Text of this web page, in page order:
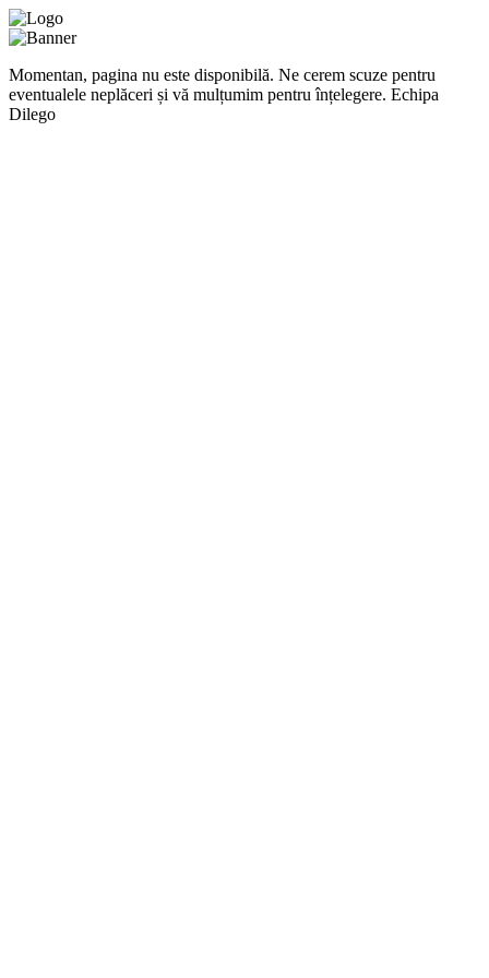
Momentan, pagina nu este disponibilă. Ne cerem scuze pentru
eventualele neplăceri și vă mulțumim pentru înțelegere. Echipa
Dilego